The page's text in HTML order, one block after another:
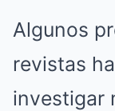
Algunos
revistas
investigar